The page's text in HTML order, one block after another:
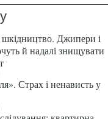
шкідництво. Джипери і
й надалі знищувати
Страх і ненависть у